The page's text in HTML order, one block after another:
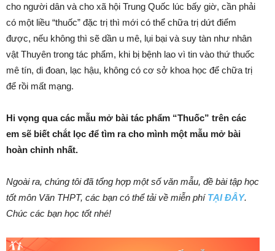
cho người dân và cho xã hội Trung Quốc lúc bấy giờ, cần phải
có một liều “thuốc” đặc trị thì mới có thể chữa trị dứt điểm
được, nếu không thì sẽ dần u mê, lụi bại và suy tàn như nhân
vật Thuyên trong tác phẩm, khi bị bệnh lao vì tin vào thứ thuốc
mê tín, di đoan, lạc hậu, không có cơ sở khoa học để chữa trị
để rồi mất mạng.
Hi vọng qua các mẫu mở bài tác phẩm “Thuốc” trên các
em sẽ biết chắt lọc để tìm ra cho mình một mẫu mở bài
hoàn chỉnh nhất.
Ngoài ra, chúng tôi đã tổng hợp một số văn mẫu, đề bài tập học
tốt môn Văn THPT, các bạn có thể tải về miễn phíTẠI ĐÂY.
Chúc các bạn học tốt nhé!